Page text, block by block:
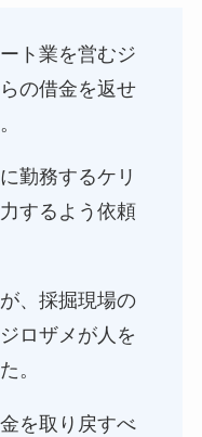
ト業を営むジ
の借金を返せ
勤務するケリ
するよう依頼
、採掘現場の
ロザメが人を
。
を取り戻すべ